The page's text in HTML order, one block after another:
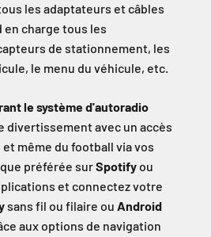
les adaptateurs et câbles
en charge tous les
de stationnement, les
le menu du véhicule, etc.
le système d'autoradio
divertissement avec un accès
même du football via vos
préférée surSpotifyou
et connectez votre
sans fil ou filaire ou Android
aux options de navigation